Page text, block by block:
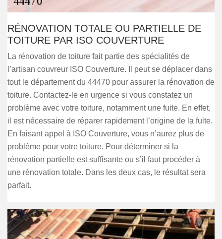
RÉNOVATION TOTALE OU PARTIELLE DE
TOITURE PAR ISO COUVERTURE
La rénovation de toiture fait partie des spécialités de
l’artisan couvreur ISO Couverture. Il peut se déplacer dans
tout le département du 44470 pour assurer la rénovation de
toiture. Contactez-le en urgence si vous constatez un
problème avec votre toiture, notamment une fuite. En effet,
il est nécessaire de réparer rapidement l’origine de la fuite.
En faisant appel à ISO Couverture, vous n’aurez plus de
problème pour votre toiture. Pour déterminer si la
rénovation partielle est suffisante ou s’il faut procéder à
une rénovation totale. Dans les deux cas, le résultat sera
parfait.